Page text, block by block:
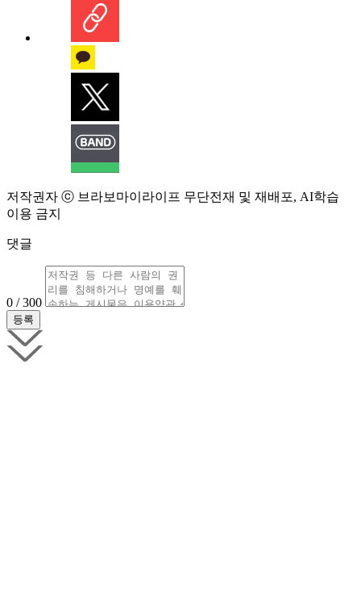
저작권자 ⓒ 브라보마이라이프 무단전재 및 재배포, AI학습
이용 금지
댓글
0 / 300